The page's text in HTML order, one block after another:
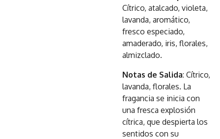
Cítrico, atalcado, violeta,
lavanda, aromático,
fresco especiado,
amaderado, iris, florales,
almizclado.
Notas de Salida: Cítrico,
lavanda, florales. La
fragancia se inicia con
una fresca explosión
cítrica, que despierta los
sentidos con su